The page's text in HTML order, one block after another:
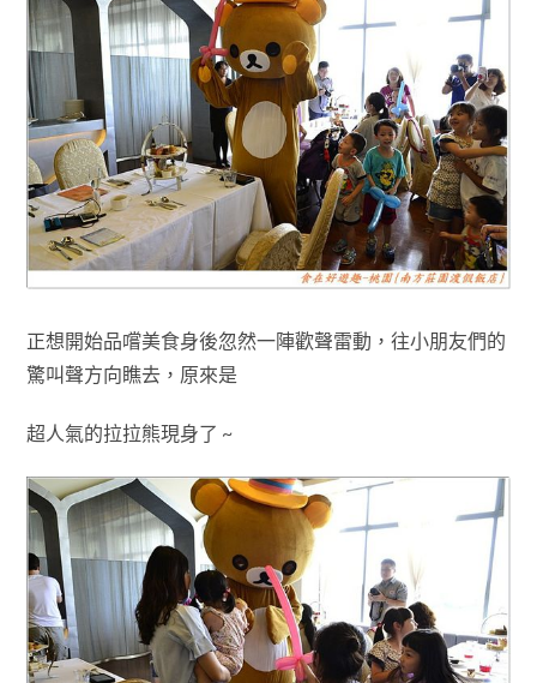
正想開始品嚐美食身後忽然一陣歡聲雷動，往小朋友們的
驚叫聲方向瞧去，原來是
超人氣的拉拉熊現身了 ~